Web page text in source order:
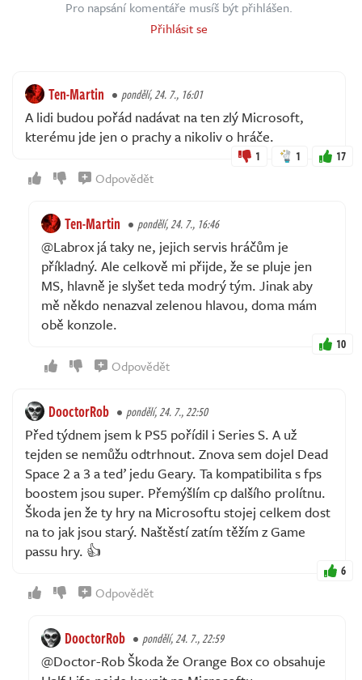
Pro napsání komentáře musíš být přihlášen.
Přihlásit se
Ten-Martin pondělí, 24. 7., 16:01
A lidi budou pořád nadávat na ten zlý Microsoft,
kterému jde jen o prachy a nikoliv o hráče.
1 1 17
Odpovědět
Ten-Martin pondělí, 24. 7., 16:46
@Labrox já taky ne, jejich servis hráčům je
příkladný. Ale celkově mi přijde, že se pluje jen
MS, hlavně je slyšet teda modrý tým. Jinak aby
mě někdo nenazval zelenou hlavou, doma mám
obě konzole.
10
Odpovědět
DooctorRob pondělí, 24. 7., 22:50
Před týdnem jsem k PS5 pořídil i Series S. A už
tejden se nemůžu odtrhnout. Znova sem dojel Dead
Space 2 a 3 a teď jedu Geary. Ta kompatibilita s fps
boostem jsou super. Přemýšlím cp dalšího prolítnu.
Škoda jen že ty hry na Microsoftu stojej celkem dost
na to jak jsou starý. Naštěstí zatím těžím z Game
passu hry. 👍
6
Odpovědět
DooctorRob pondělí, 24. 7., 22:59
@Doctor-Rob Škoda že Orange Box co obsahuje